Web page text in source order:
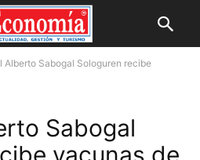
Alberto Sabogal Sologuren recibe
Sabogal